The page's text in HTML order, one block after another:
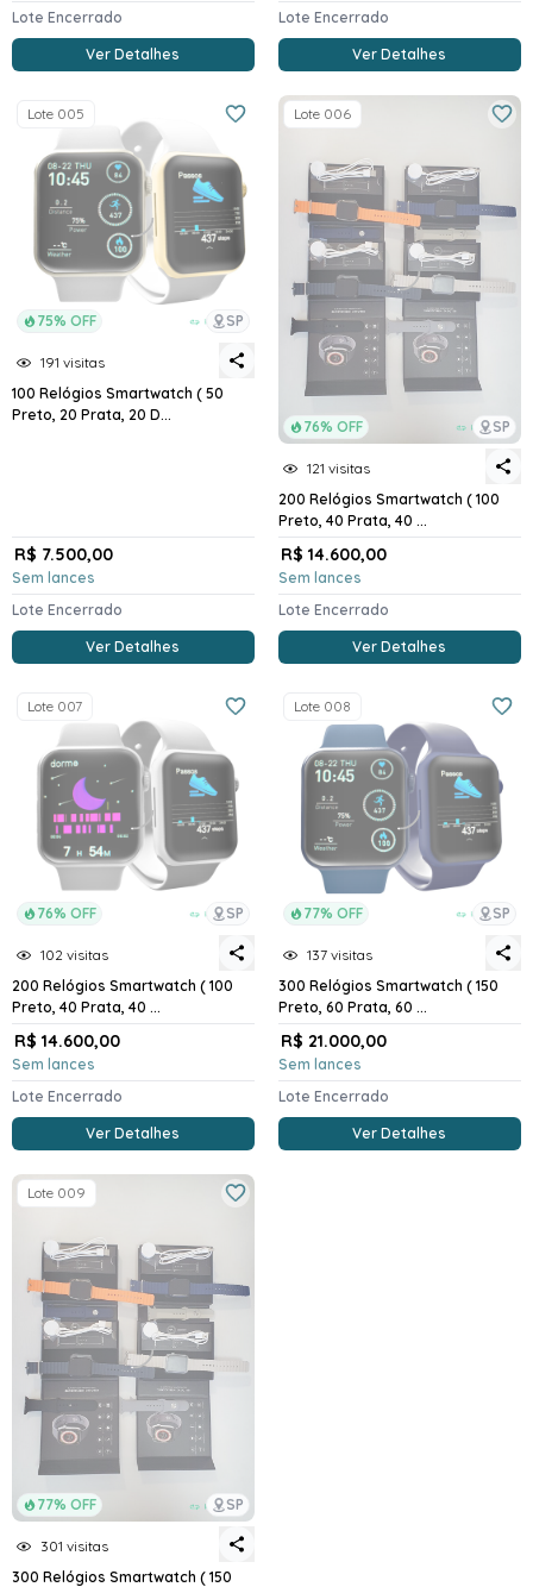
Lote Encerrado
Ver Detalhes
Lote Encerrado
Ver Detalhes
75% OFF SP
Lote 005
191 visitas
100 Relógios Smartwatch ( 50
Preto, 20 Prata, 20 D...
R$ 7.500,00
Sem lances
Lote Encerrado
Ver Detalhes
76% OFF SP
Lote 006
121 visitas
200 Relógios Smartwatch ( 100
Preto, 40 Prata, 40 ...
R$ 14.600,00
Sem lances
Lote Encerrado
Ver Detalhes
76% OFF SP
Lote 007
102 visitas
200 Relógios Smartwatch ( 100
Preto, 40 Prata, 40 ...
R$ 14.600,00
Sem lances
Lote Encerrado
Ver Detalhes
77% OFF SP
Lote 008
137 visitas
300 Relógios Smartwatch ( 150
Preto, 60 Prata, 60 ...
R$ 21.000,00
Sem lances
Lote Encerrado
Ver Detalhes
77% OFF SP
Lote 009
301 visitas
300 Relógios Smartwatch ( 150